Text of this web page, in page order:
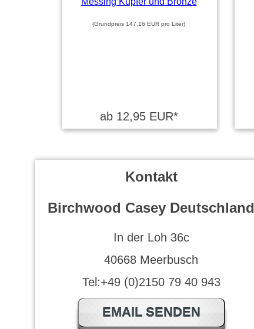
(Grundpreis 147,16 EUR pro Liter)
ab 12,95 EUR*
Kontakt
Birchwood Casey Deutschland
In der Loh 36c
40668 Meerbusch
Tel:+49 (0)2150 79 40 943
EMAIL SENDEN